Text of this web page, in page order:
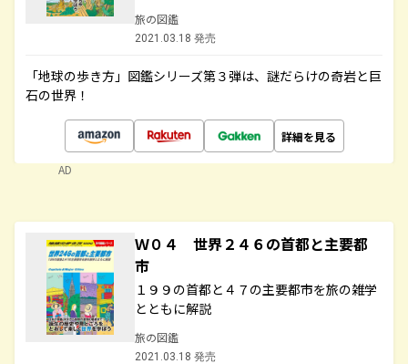
旅の図鑑
2021.03.18 発売
「地球の歩き方」図鑑シリーズ第３弾は、謎だらけの奇岩と巨
石の世界！
詳細を見る
AD
Ｗ０４ 世界２４６の首都と主要都
市
１９９の首都と４７の主要都市を旅の雑学
とともに解説
旅の図鑑
2021.03.18 発売